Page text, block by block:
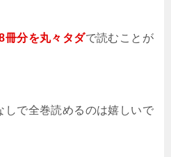
冊分を丸々タダで読むことが
しで全巻読めるのは嬉しいで